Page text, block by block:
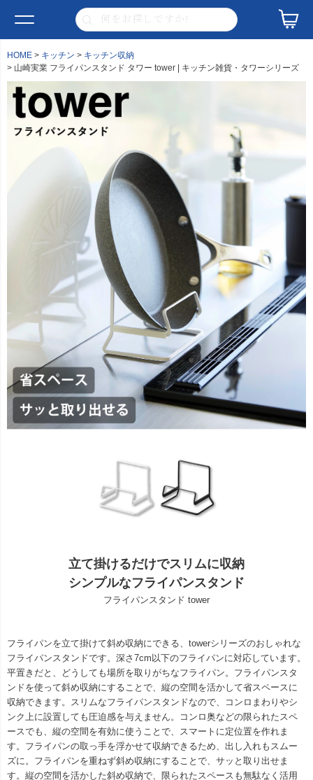
HOME キッチン
キッチン収納
山崎実業 フライパンスタンド タワー tower | キッチン雑貨・タワーシリーズ
立て掛けるだけでスリムに収納
シンプルなフライパンスタンド
フライパンスタンド tower
フライパンを立て掛けて斜め収納にできる、towerシリーズのおしゃれな
フライパンスタンドです。深さ7cm以下のフライパンに対応しています。
平置きだと、どうしても場所を取りがちなフライパン。フライパンスタ
ンドを使って斜め収納にすることで、縦の空間を活かして省スペースに
収納できます。スリムなフライパンスタンドなので、コンロまわりやシ
ンク上に設置しても圧迫感を与えません。コンロ奥などの限られたスペ
ースでも、縦の空間を有効に使うことで、スマートに定位置を作れま
す。フライパンの取っ手を浮かせて収納できるため、出し入れもスムー
ズに。フライパンを重ねず斜め収納にすることで、サッと取り出せま
す。縦の空間を活かした斜め収納で、限られたスペースも無駄なく活用